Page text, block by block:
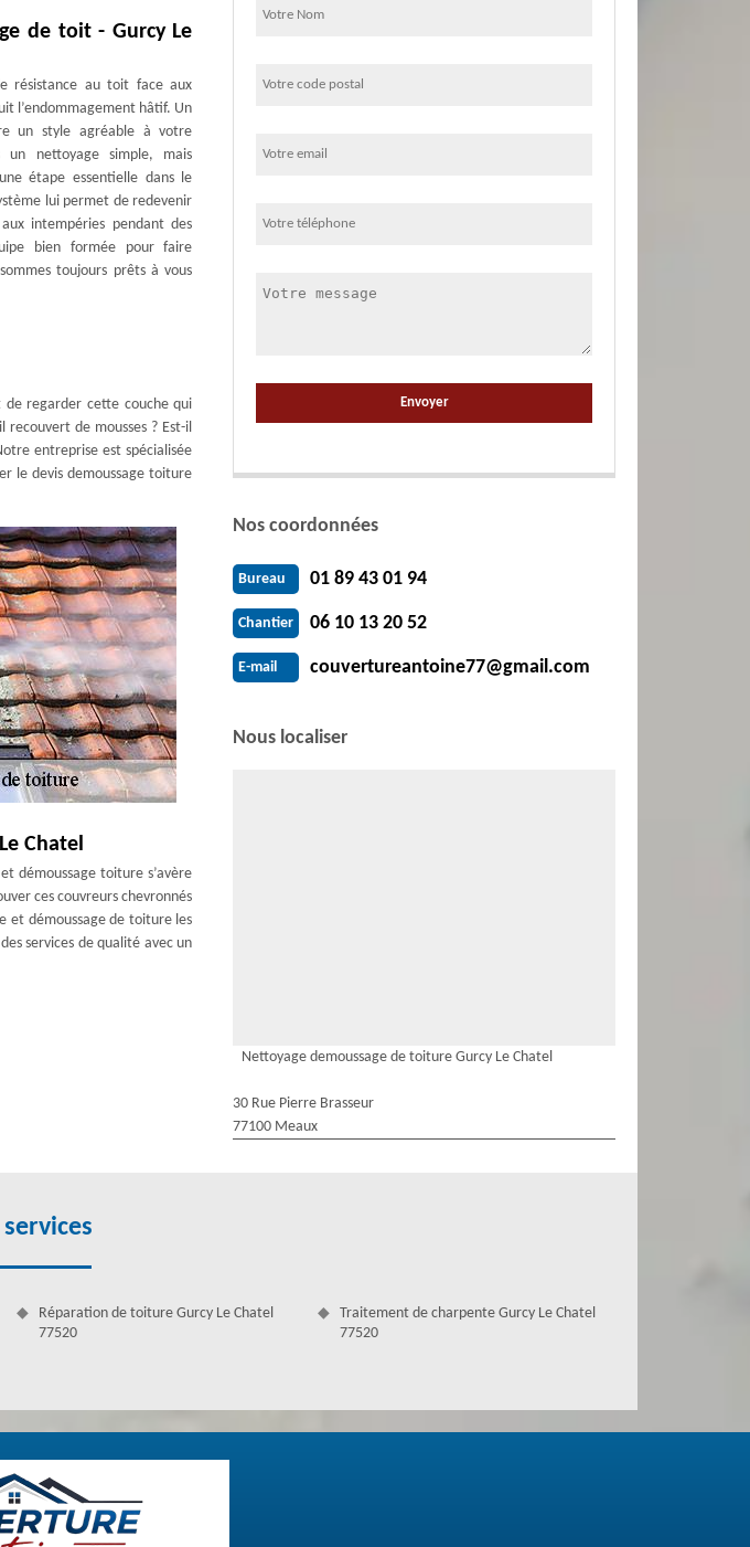
de toit - Gurcy Le
résistance au toit face aux
l’endommagement hâtif. Un
un style agréable à votre
un nettoyage simple, mais
étape essentielle dans le
lui permet de redevenir
intempéries pendant des
bien formée pour faire
toujours prêts à vous
de regarder cette couche qui
de mousses ? Est-il
entreprise est spécialisée
le devis demoussage toiture
Chatel
démoussage toiture s’avère
ces couvreurs chevronnés
et démoussage de toiture les
services de qualité avec un
de l'intervention, nous
nous donnerons l’étanchéité
Nos coordonnées
Bureau 01 89 43 01 94
Chantier 06 10 13 20 52
E-mail couvertureantoine77@gmail.com
Nous localiser
Nettoyage demoussage de toiture Gurcy Le Chatel
30 Rue Pierre Brasseur
77100 Meaux
Réparation de toiture Gurcy Le Chatel
77520
Traitement de charpente Gurcy Le Chatel
77520